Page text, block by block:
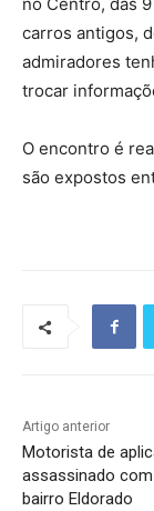
no Centro, das
carros antigos,
admiradores
trocar
O encontro é
são expostos
Artigo anterior
Motorista de
assassinado
bairro Eldorado